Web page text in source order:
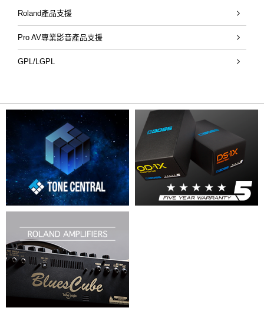
Roland產品支援
Pro AV專業影音產品支援
GPL/LGPL